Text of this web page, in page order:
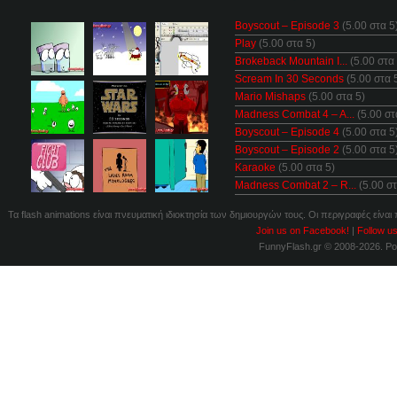
Boyscout – Episode 3 (5.00 στα
Play (5.00 στα 5)
Brokeback Mountain I... (5.00 στα
Scream In 30 Seconds (5.00 στα
Mario Mishaps (5.00 στα 5)
Madness Combat 4 – A... (5.00
Boyscout – Episode 4 (5.00 στα
Boyscout – Episode 2 (5.00 στα
Karaoke (5.00 στα 5)
Madness Combat 2 – R... (5.00
Τα flash animations είναι πνευματική ιδιοκτησία των δημιουργών τους. Οι περιγραφές
Join us on Facebook! | Follow
FunnyFlash.gr © 2008-2026.